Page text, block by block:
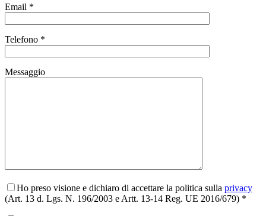
Email *
Telefono *
Messaggio
Ho preso visione e dichiaro di accettare la politica sulla privacy
(Art. 13 d. Lgs. N. 196/2003 e Artt. 13-14 Reg. UE 2016/679) *